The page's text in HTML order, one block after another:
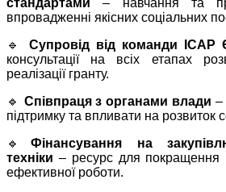
стандартами – навчання та
впровадженні якісних соціальних
🔹 Супровід від команди ІСАР
консультації на всіх етапах
реалізації гранту.
🔹 Співпраця з органами влади –
підтримку та впливати на розвиток
🔹Фінансування на
техніки – ресурс для покращення
ефективної роботи.